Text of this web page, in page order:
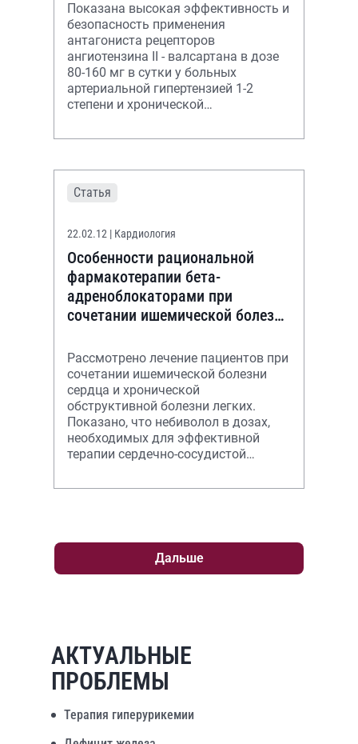
Показана высокая эффективность и
безопасность применения
антагониста рецепторов
ангиотензина II - валсартана в дозе
80-160 мг в сутки у больных
артериальной гипертензией 1-2
степени и хронической
стадии.
Статья
22.02.12 | Кардиология
Особенности рациональной
фармакотерапии бета-
адреноблокаторами при
сочетании ишемической болезни
обструктивной болезни легких
Рассмотрено лечение пациентов при
сочетании ишемической болезни
сердца и хронической
обструктивной болезни легких.
Показано, что небиволол в дозах,
необходимых для эффективной
терапии сердечно-сосудистой
функциональных возможностей
Дальше
АКТУАЛЬНЫЕ
ПРОБЛЕМЫ
Терапия гиперурикемии